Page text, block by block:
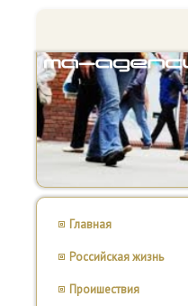
Главная
Российская жизнь
Проишествия